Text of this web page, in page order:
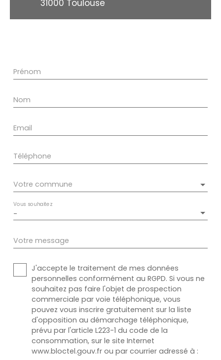
31000 Toulouse
Prénom
Nom
Email
Téléphone
Votre commune
-
Vous souhaitez
Votre message
J'accepte le traitement de mes données
personnelles conformément au RGPD. Si vous ne
souhaitez pas faire l'objet de prospection
commerciale par voie téléphonique, vous
pouvez vous inscrire gratuitement sur la liste
d'opposition au démarchage téléphonique,
prévu par l'article L223-1 du code de la
consommation, sur le site Internet
www.bloctel.gouv.fr ou par courrier adressé à :